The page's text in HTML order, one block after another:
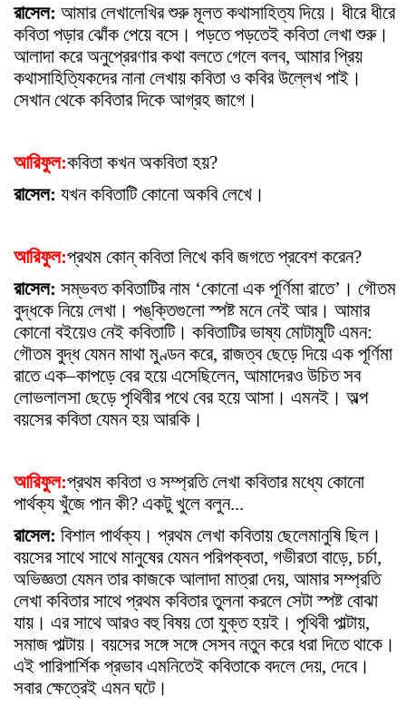
রাসেল: আমার লেখালেখির শুরু মূলত কথাসাহিত্য দিয়ে। ধীরে ধীরে
কবিতা পড়ার ঝোঁক পেয়ে বসে। পড়তে পড়তেই কবিতা লেখা শুরু।
আলাদা করে অনুপ্রেরণার কথা বলতে গেলে বলব, আমার প্রিয়
কথাসাহিত্যিকদের নানা লেখায় কবিতা ও কবির উল্লেখ পাই।
সেখান থেকে কবিতার দিকে আগ্রহ জাগে।
আরিফুল:কবিতা কখন অকবিতা হয়?
রাসেল: যখন কবিতাটি কোনো অকবি লেখে।
আরিফুল:প্রথম কোন্ কবিতা লিখে কবি জগতে প্রবেশ করেন?
রাসেল: সম্ভবত কবিতাটির নাম ‘কোনো এক পূর্ণিমা রাতে’। গৌতম
বুদ্ধকে নিয়ে লেখা। পঙ্‌ক্তিগুলো স্পষ্ট মনে নেই আর। আমার
কোনো বইয়েও নেই কবিতাটি। কবিতাটির ভাষ্য মোটামুটি এমন:
গৌতম বুদ্ধ যেমন মাথা মুণ্ডন করে, রাজত্ব ছেড়ে দিয়ে এক পূর্ণিমা
রাতে এক–কাপড়ে বের হয়ে এসেছিলেন, আমাদেরও উচিত সব
লোভলালসা ছেড়ে পৃথিবীর পথে বের হয়ে আসা। এমনই। অল্প
বয়সের কবিতা যেমন হয় আরকি।
আরিফুল:প্রথম কবিতা ও সম্প্রতি লেখা কবিতার মধ্যে কোনো
পার্থক্য খুঁজে পান কী? একটু খুলে বলুন...
রাসেল: বিশাল পার্থক্য। প্রথম লেখা কবিতায় ছেলেমানুষি ছিল।
বয়সের সাথে সাথে মানুষের যেমন পরিপক্বতা, গভীরতা বাড়ে, চর্চা,
অভিজ্ঞতা যেমন তার কাজকে আলাদা মাত্রা দেয়, আমার সম্প্রতি
লেখা কবিতার সাথে প্রথম কবিতার তুলনা করলে সেটা স্পষ্ট বোঝা
যায়। এর সাথে আরও বহু বিষয় তো যুক্ত হয়ই। পৃথিবী পাল্টায়,
সমাজ পাল্টায়। বয়সের সঙ্গে সঙ্গে সেসব নতুন করে ধরা দিতে থাকে।
এই পারিপার্শিক প্রভাব এমনিতেই কবিতাকে বদলে দেয়, দেবে।
সবার ক্ষেত্রেই এমন ঘটে।